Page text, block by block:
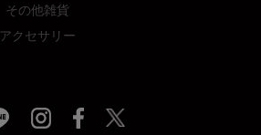
その他雑貨
アクセサリー